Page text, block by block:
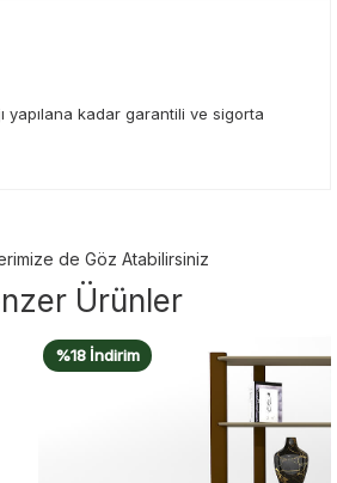
yapılana kadar garantili ve sigorta
de Göz Atabilirsiniz
Ürünler